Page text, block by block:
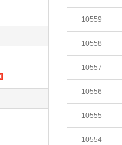
10559
10558
10557
10556
10555
10554